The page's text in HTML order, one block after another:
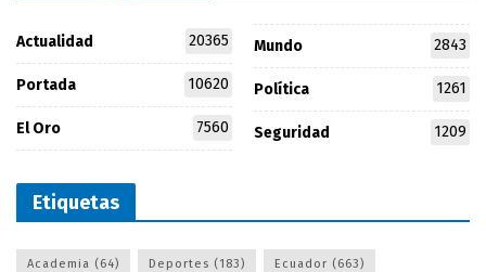
Actualidad 20365
Portada 10620
El Oro 7560
Mundo 2843
Política 1261
Seguridad 1209
Etiquetas
Academia (64) Deportes (183) Ecuador (663)